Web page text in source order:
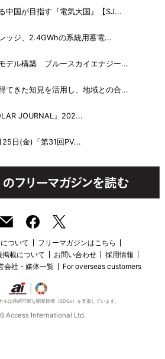
中国が目指す『電気大国』【SJ...
ッジ、2.4GWhの系統用蓄電...
デル構築 ブルースカイエナジー...
てきた知見を活用し、地域との合...
JOURNAL』202...
25日(金)「第31回PV...
ついて
フリーマガジンはこちら
掲載について お問い合わせ
採用情報
会社・媒体一覧 For overseas customers
ルは持続可能な開発目標（SDGs）を支援しています。
Access International Ltd.